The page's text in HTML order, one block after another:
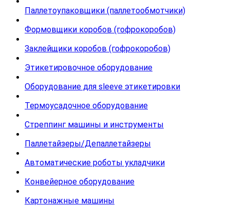
Паллетоупаковщики (паллетообмотчики)
Формовщики коробов (гофрокоробов)
Заклейщики коробов (гофрокоробов)
Этикетировочное оборудование
Оборудование для sleeve этикетировки
Термоусадочное оборудование
Стреппинг машины и инструменты
Паллетайзеры/Депаллетайзеры
Автоматические роботы укладчики
Конвейерное оборудование
Картонажные машины